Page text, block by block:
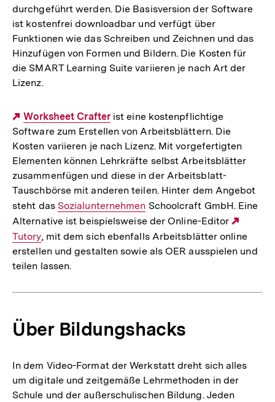
durchgeführt werden. Die Basisversion der Software
ist kostenfrei downloadbar und verfügt über
Funktionen wie das Schreiben und Zeichnen und das
Hinzufügen von Formen und Bildern. Die Kosten für
die SMART Learning Suite variieren je nach Art der
Lizenz.
Externer
Link:
Worksheet Crafterist eine kostenpflichtige
Software zum Erstellen von Arbeitsblättern. Die
Kosten variieren je nach Lizenz. Mit vorgefertigten
Elementen können Lehrkräfte selbst Arbeitsblätter
zusammenfügen und diese in der Arbeitsblatt-
Tauschbörse mit anderen teilen. Hinter dem Angebot
steht das Interner
Link:
Sozialunternehmen Schoolcraft GmbH. Eine
Alternative ist beispielsweise der Online-Editor
Link:
Tutory, mit dem sich ebenfalls Arbeitsblätter online
erstellen und gestalten sowie als OER ausspielen und
teilen lassen.
Über Bildungshacks
In dem Video-Format der Werkstatt dreht sich alles
um digitale und zeitgemäße Lehrmethoden in der
Schule und der außerschulischen Bildung. Jeden